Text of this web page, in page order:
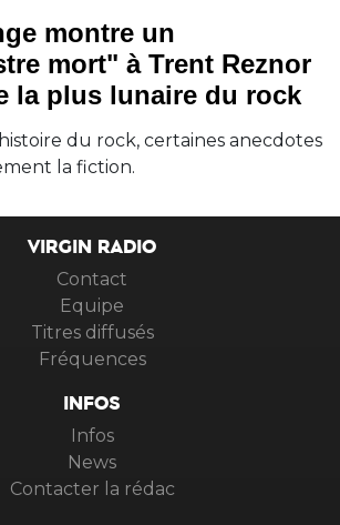
montre un
mort" à Trent Reznor
la plus lunaire du rock
du rock, certaines anecdotes
la fiction.
VIRGIN RADIO
Contact
Equipe
Titres diffusés
Fréquences
INFOS
Infos
News
Contacter la rédac